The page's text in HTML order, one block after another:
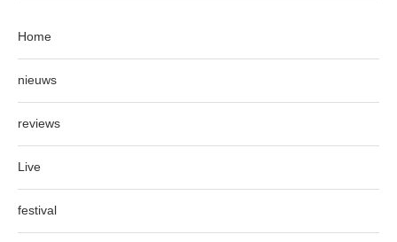
Home
nieuws
reviews
Live
festival